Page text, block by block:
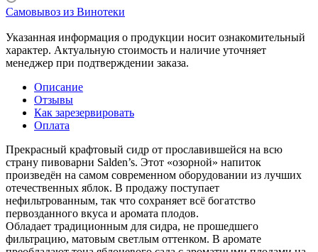
Самовывоз из Винотеки
Указанная информация о продукции носит ознакомительный
характер. Актуальную стоимость и наличие уточняет
менеджер при подтверждении заказа.
Описание
Отзывы
Как зарезервировать
Оплата
Прекрасный крафтовый сидр от прославившейся на всю
страну пивоварни Salden’s. Этот «озорной» напиток
произведён на самом современном оборудовании из лучших
отечественных яблок. В продажу поступает
нефильтрованным, так что сохраняет всё богатство
первозданного вкуса и аромата плодов.
Обладает традиционным для сидра, не прошедшего
фильтрацию, матовым светлым оттенком. В аромате